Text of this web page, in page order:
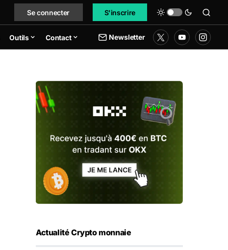
Se connecter S'inscrire
Outils Contact Newsletter
Actualité Crypto monnaie